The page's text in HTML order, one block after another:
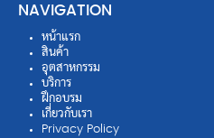
NAVIGATION
หน้าแรก
สินค้า
อุตสาหกรรม
บริการ
ฝึกอบรม
เกี่ยวกับเรา
Privacy Policy